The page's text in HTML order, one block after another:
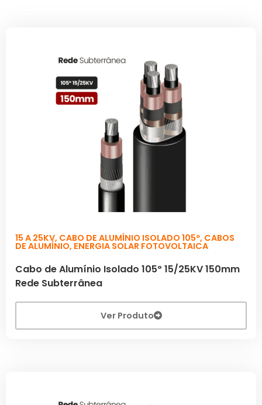
15 A 25KV, CABO DE ALUMÍNIO ISOLADO 105º, CABOS
DE ALUMÍNIO, ENERGIA SOLAR FOTOVOLTAICA
Cabo de Alumínio Isolado 105º 15/25KV 150mm
Rede Subterrânea
Ver Produto